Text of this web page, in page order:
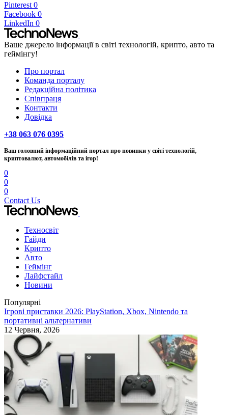
Pinterest 0
Facebook 0
LinkedIn 0
Ваше джерело інформації в світі технологій, крипто, авто та
геймінгу!
Про портал
Команда порталу
Редакційна політика
Співпраця
Контакти
Довідка
+38 063 076 0395
Ваш головний інформаційний портал про новинки у світі технологій,
криптовалют, автомобілів та ігор!
0
0
0
Contact Us
Техносвіт
Гайди
Крипто
Авто
Геймінг
Лайфстайл
Новини
Популярні
Ігрові приставки 2026: PlayStation, Xbox, Nintendo та
портативні альтернативи
12 Червня, 2026